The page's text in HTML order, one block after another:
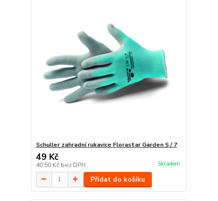
Schuller zahradní rukavice Florastar Garden S / 7
49 Kč
40,50 Kč bez DPH Skladem
Přidat do košíku